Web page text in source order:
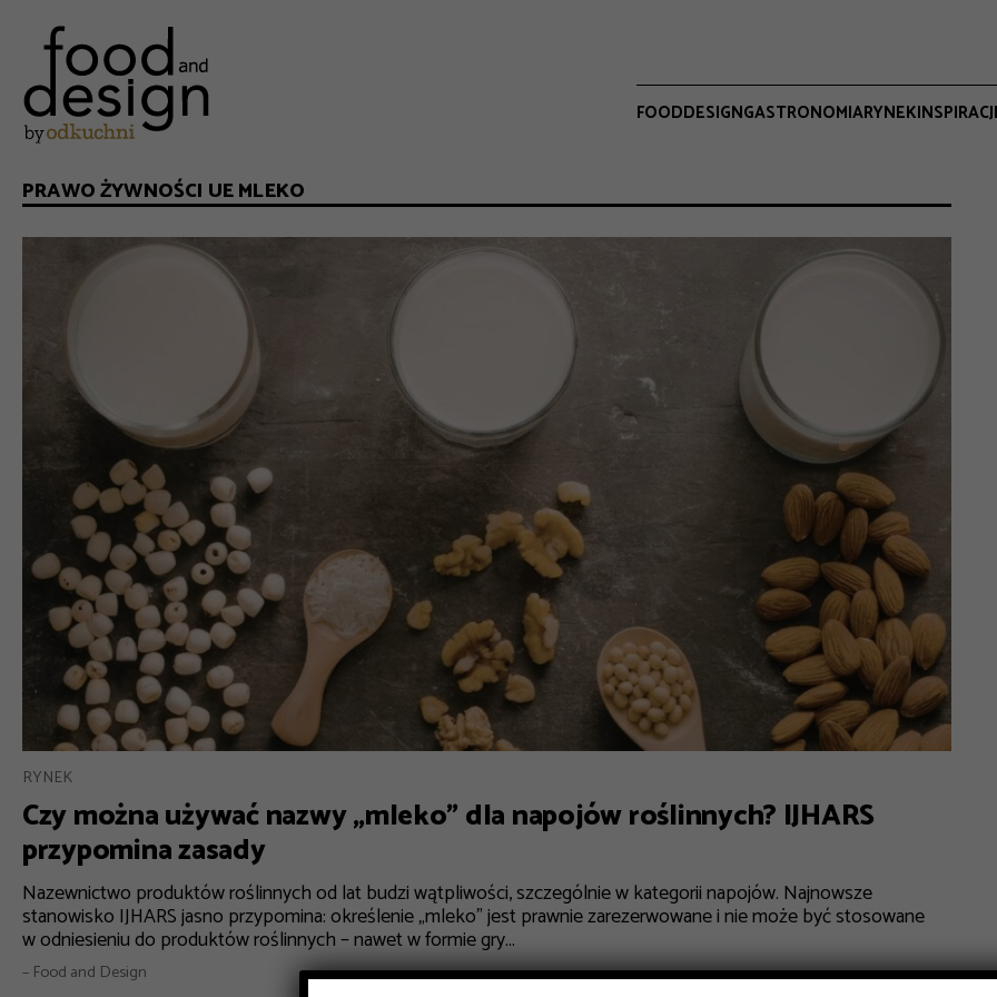
FOODDESIGNGASTRONOMIARYNEK
PRAWO ŻYWNOŚCI UE MLEKO
RYNEK
Czy można używać nazwy „mleko” dla napojów roślinnych? IJHARS
przypomina zasady
Nazewnictwo produktów roślinnych od lat budzi wątpliwości, szczególnie w kategorii napojów. Najnowsze
stanowisko IJHARS jasno przypomina: określenie „mleko” jest prawnie zarezerwowane i nie może być stosowane
w odniesieniu do produktów roślinnych – nawet w formie gry...
– Food and Design